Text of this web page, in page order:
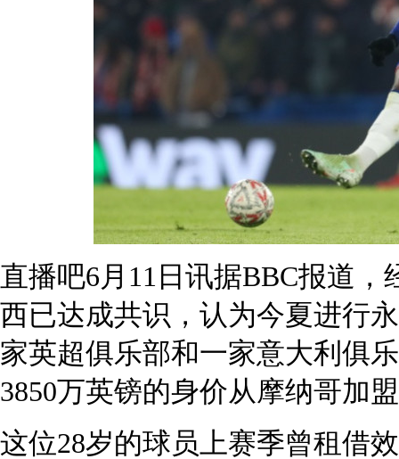
直播吧6月11日讯据BBC报道
西已达成共识，认为今夏进行
家英超俱乐部和一家意大利俱
3850万英镑的身价从摩纳哥加
这位28岁的球员上赛季曾租借